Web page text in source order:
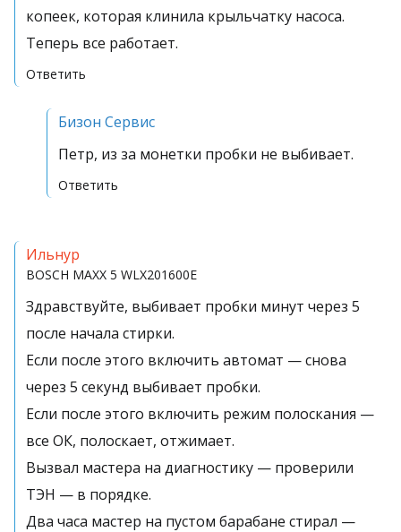
копеек, которая клинила крыльчатку насоса.
Теперь все работает.
Ответить
Бизон Сервис
Петр, из за монетки пробки не выбивает.
Ответить
Ильнур
BOSCH MAXX 5 WLX201600E
Здравствуйте, выбивает пробки минут через 5
после начала стирки.
Если после этого включить автомат — снова
через 5 секунд выбивает пробки.
Если после этого включить режим полоскания —
все ОК, полоскает, отжимает.
Вызвал мастера на диагностику — проверили
ТЭН — в порядке.
Два часа мастер на пустом барабане стирал —